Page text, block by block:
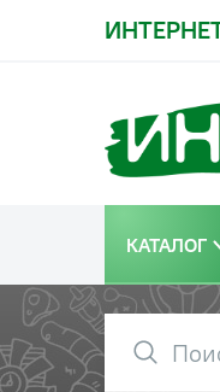
КАТАЛОГ